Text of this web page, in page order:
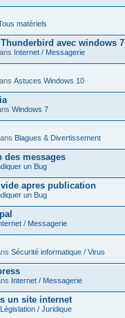
matériels
avec windows 7
Internet / Messagerie
Astuces Windows 10
Windows 7
Blagues & Divertissement
des messages
un Bug
apres publication
un Bug
/ Messagerie
Sécurité informatique / Virus
Internet / Messagerie
un site internet
Législation / Juridique